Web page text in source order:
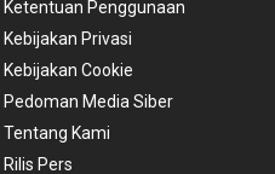
Ketentuan Penggunaan
Kebijakan Privasi
Kebijakan Cookie
Pedoman Media Siber
Tentang Kami
Rilis Pers